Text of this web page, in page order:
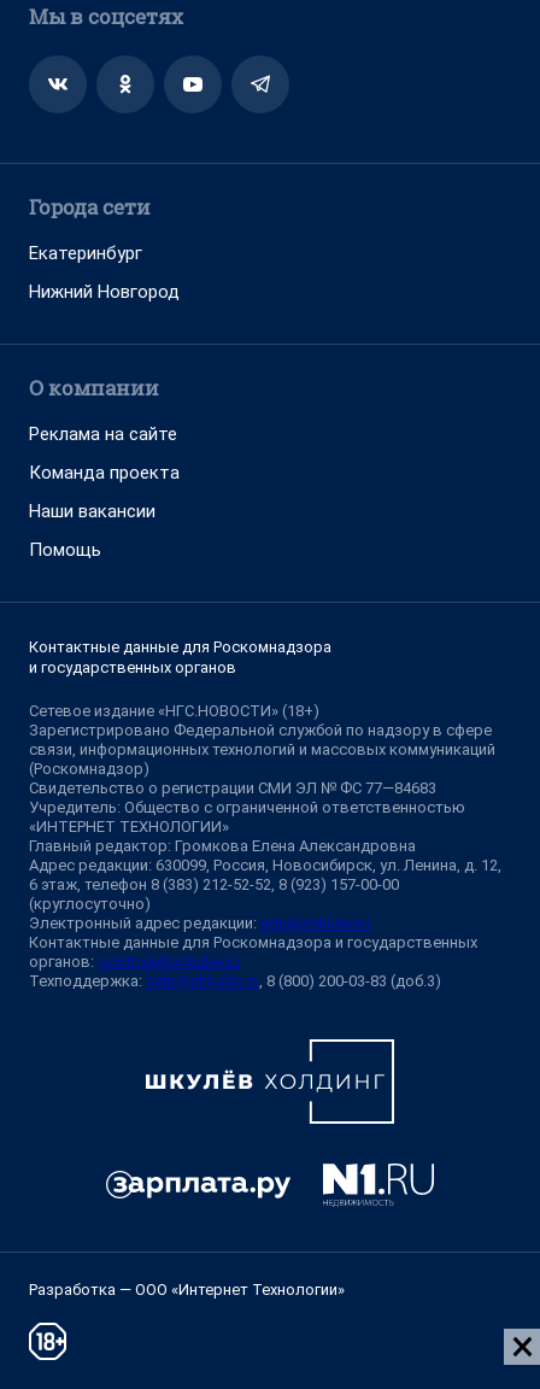
Мы в соцсетях
Города сети
Екатеринбург
Нижний Новгород
О компании
Реклама на сайте
Команда проекта
Наши вакансии
Помощь
Контактные данные для Роскомнадзора
и государственных органов
Сетевое издание «НГС.НОВОСТИ» (18+)
Зарегистрировано Федеральной службой по надзору в сфере
связи, информационных технологий и массовых коммуникаций
(Роскомнадзор)
Свидетельство о регистрации СМИ ЭЛ № ФС 77—84683
Учредитель: Общество с ограниченной ответственностью
«ИНТЕРНЕТ ТЕХНОЛОГИИ»
Главный редактор: Громкова Елена Александровна
Адрес редакции: 630099, Россия, Новосибирск, ул. Ленина, д. 12,
6 этаж, телефон 8 (383) 212-52-52, 8 (923) 157-00-00
(круглосуточно)
Электронный адрес редакции: ngs@shkulev.ru
Контактные данные для Роскомнадзора и государственных
органов: juristnsk@shkulev.ru
Техподдержка: help@shkulev.ru , 8 (800) 200-03-83 (доб.3)
Разработка — ООО «Интернет Технологии»